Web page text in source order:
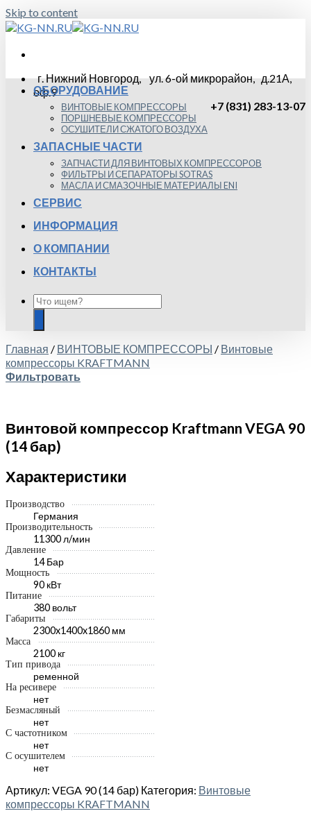
Skip to content
г. Нижний Новгород, ул. 6-ой микрорайон, д.21А,
оф.9
+7 (831) 283-13-07
ОБОРУДОВАНИЕ
ВИНТОВЫЕ КОМПРЕССОРЫ
ПОРШНЕВЫЕ КОМПРЕССОРЫ
ОСУШИТЕЛИ СЖАТОГО ВОЗДУХА
ЗАПАСНЫЕ ЧАСТИ
ЗАПЧАСТИ ДЛЯ ВИНТОВЫХ КОМПРЕССОРОВ
ФИЛЬТРЫ И СЕПАРАТОРЫ SOTRAS
МАСЛА И СМАЗОЧНЫЕ МАТЕРИАЛЫ ENI
СЕРВИС
ИНФОРМАЦИЯ
О КОМПАНИИ
КОНТАКТЫ
Главная / ВИНТОВЫЕ КОМПРЕССОРЫ / Винтовые
компрессоры KRAFTMANN
Фильтровать
Винтовой компрессор Kraftmann VEGA 90
(14 бар)
Характеристики
Производство
Германия
Производительность
11300 л/мин
Давление
14 Бар
Мощность
90 кВт
Питание
380 вольт
Габариты
2300x1400x1860 мм
Масса
2100 кг
Тип привода
ременной
На ресивере
нет
Безмасляный
нет
С частотником
нет
С осушителем
нет
Артикул: VEGA 90 (14 бар) Категория: Винтовые
компрессоры KRAFTMANN